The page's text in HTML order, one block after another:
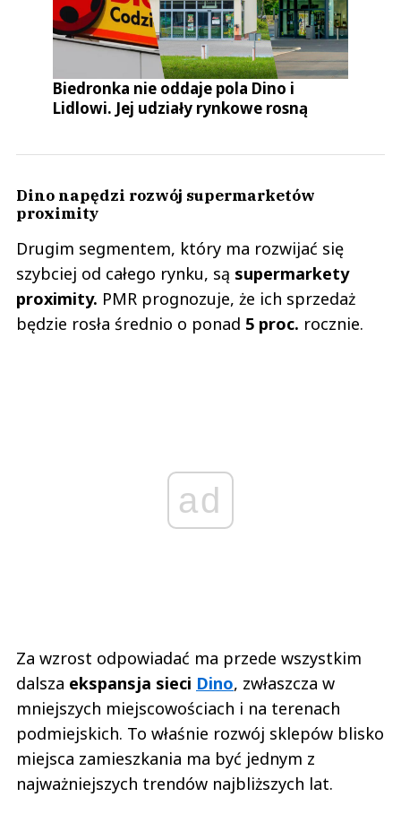
Biedronka nie oddaje pola Dino i
Lidlowi. Jej udziały rynkowe rosną
Dino napędzi rozwój supermarketów
proximity
Drugim segmentem, który ma rozwijać się
szybciej od całego rynku, są supermarkety
proximity. PMR prognozuje, że ich sprzedaż
będzie rosła średnio o ponad 5 proc. rocznie.
ad
Za wzrost odpowiadać ma przede wszystkim
dalsza ekspansja sieci Dino, zwłaszcza w
mniejszych miejscowościach i na terenach
podmiejskich. To właśnie rozwój sklepów blisko
miejsca zamieszkania ma być jednym z
najważniejszych trendów najbliższych lat.